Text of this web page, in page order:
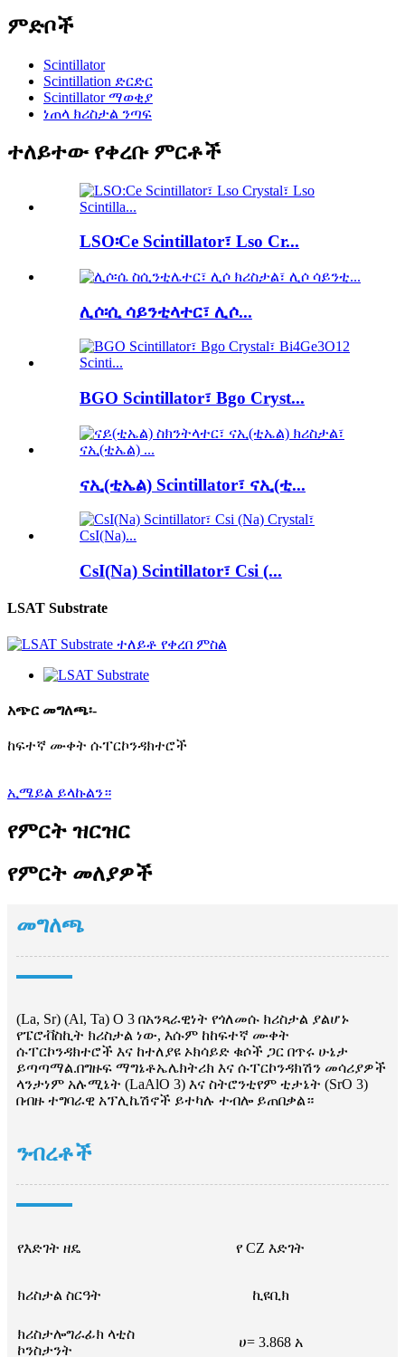
ምድቦች
Scintillator
Scintillation ድርድር
Scintillator ማወቂያ
ነጠላ ክሪስታል ንጣፍ
ተለይተው የቀረቡ ምርቶች
LSO፡Ce Scintillator፣ Lso Cr...
ሊሶ፡ሲ ሳይንቲላተር፣ ሊሶ...
BGO Scintillator፣ Bgo Cryst...
ናኢ(ቲኤል) Scintillator፣ ናኢ(ቲ...
CsI(Na) Scintillator፣ Csi (...
LSAT Substrate
አጭር መግለጫ፡-
ከፍተኛ ሙቀት ሱፐርኮንዳክተሮች
ኢሜይል ይላኩልን።
የምርት ዝርዝር
የምርት መለያዎች
መግለጫ
(La, Sr) (Al, Ta) O 3 በአንጻራዊነት የጎለመሱ ክሪስታል ያልሆኑ
የፔሮቭስኪት ክሪስታል ነው, እሱም ከከፍተኛ ሙቀት
ሱፐርኮንዳክተሮች እና ከተለያዩ ኦክሳይድ ቁሶች ጋር በጥሩ ሁኔታ
ይጣጣማል.በግዙፍ ማግኔቶኤሌክትሪክ እና ሱፐርኮንዳክሽን መሳሪያዎች
ላንታነም አሉሚኔት (LaAlO 3) እና ስትሮንቲየም ቲታኔት (SrO 3)
በብዙ ተግባራዊ አፕሊኬሽኖች ይተካሉ ተብሎ ይጠበቃል።
ንብረቶች
የእድገት ዘዴ የ CZ እድገት
ክሪስታል ስርዓት ኪዩቢክ
ክሪስታሎግራፊክ ላቲስ
ኮንስታንት
ሀ= 3.868 አ